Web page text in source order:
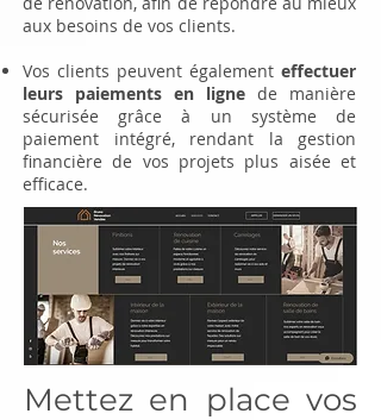
aux besoins de vos clients.
Vos clients peuvent également effectuer
leurs paiements en ligne de manière
sécurisée grâce à un système de
paiement intégré, rendant la gestion
financière de vos projets plus aisée et
efficace.
Mettez en place vos